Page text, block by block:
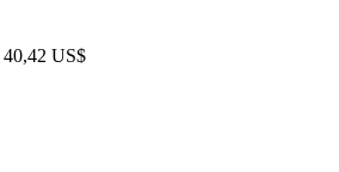
40,42 US$